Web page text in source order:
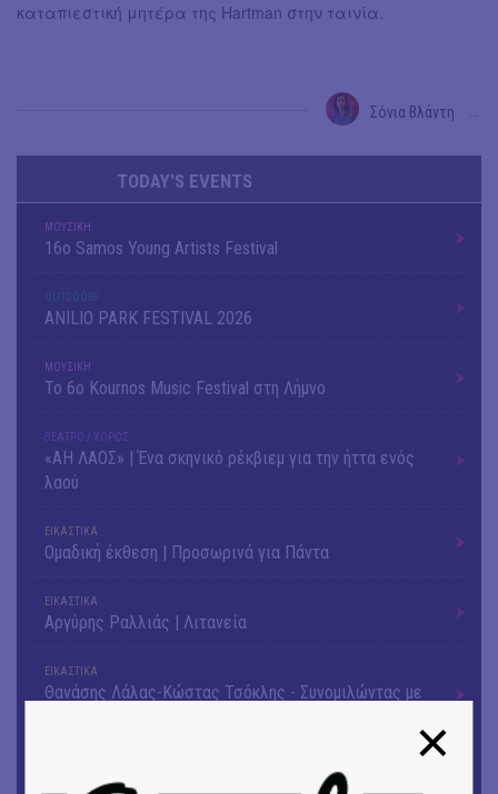
καταπιεστική μητέρα της Hartman στην ταινία.
Σόνια Βλάντη
TODAY'S EVENTS
ΜΟΥΣΙΚΗ
16o Samos Young Artists Festival
OUTDΟORS
ANILIO PARK FESTIVAL 2026
ΜΟΥΣΙΚΗ
Το 6ο Kournos Music Festival στη Λήμνο
ΘΕΑΤΡΟ / ΧΟΡΟΣ
«ΑΗ ΛΑΟΣ» | Ένα σκηνικό ρέκβιεμ για την ήττα ενός
λαού
ΕΙΚΑΣΤΙΚΑ
Ομαδική έκθεση | Προσωρινά για Πάντα
ΕΙΚΑΣΤΙΚΑ
Αργύρης Ραλλιάς | Λιτανεία
ΕΙΚΑΣΤΙΚΑ
Θανάσης Λάλας-Κώστας Τσόκλης - Συνομιλώντας με
«Μήδεια» του Ευριπίδη | Σκην.: Nikita Milivojević